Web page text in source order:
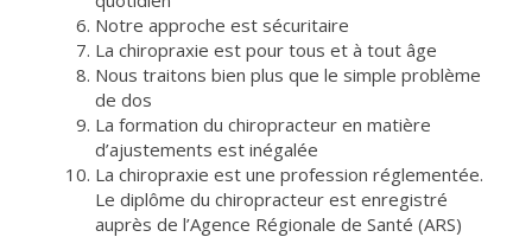
Notre approche est sécuritaire
La chiropraxie est pour tous et à tout âge
Nous traitons bien plus que le simple problème
de dos
La formation du chiropracteur en matière
d’ajustements est inégalée
La chiropraxie est une profession réglementée.
Le diplôme du chiropracteur est enregistré
auprès de l’Agence Régionale de Santé (ARS)